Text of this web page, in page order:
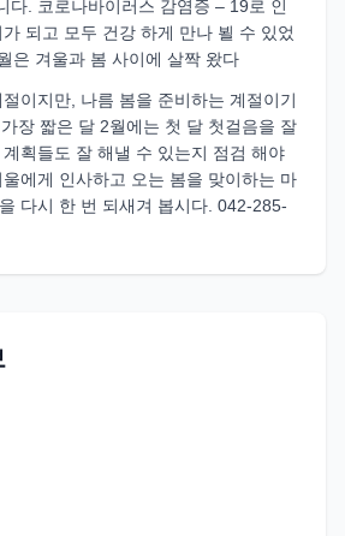
다. 코로나바이러스 감염증 – 19로 인
되고 모두 건강 하게 만나 뵐 수 있었
은 겨울과 봄 사이에 살짝 왔다
이지만, 나름 봄을 준비하는 계절이기
장 짧은 달 2월에는 첫 달 첫걸음을 잘
획들도 잘 해낼 수 있는지 점검 해야
에게 인사하고 오는 봄을 맞이하는 마
다시 한 번 되새겨 봅시다. 042-285-